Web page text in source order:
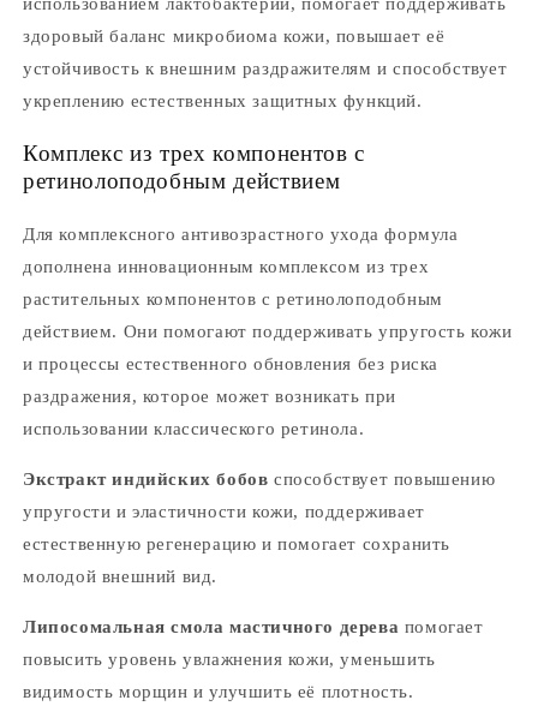
использованием лактобактерий, помогает поддерживать
здоровый баланс микробиома кожи, повышает её
устойчивость к внешним раздражителям и способствует
укреплению естественных защитных функций.
Комплекс из трех компонентов с
ретинолоподобным действием
Для комплексного антивозрастного ухода формула
дополнена инновационным комплексом из трех
растительных компонентов с ретинолоподобным
действием. Они помогают поддерживать упругость кожи
и процессы естественного обновления без риска
раздражения, которое может возникать при
использовании классического ретинола.
Экстракт индийских бобов способствует повышению
упругости и эластичности кожи, поддерживает
естественную регенерацию и помогает сохранить
молодой внешний вид.
Липосомальная смола мастичного дерева помогает
повысить уровень увлажнения кожи, уменьшить
видимость морщин и улучшить её плотность.